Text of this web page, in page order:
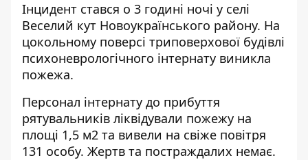
Інцидент стався о 3 годині ночі у селі
Веселий кут Новоукраїнського району. На
цокольному поверсі триповерхової будівлі
психоневрологічного інтернату виникла
пожежа.
Персонал інтернату до прибуття
рятувальників ліквідували пожежу на
площі 1,5 м2 та вивели на свіже повітря
131 особу. Жертв та постраждалих немає.